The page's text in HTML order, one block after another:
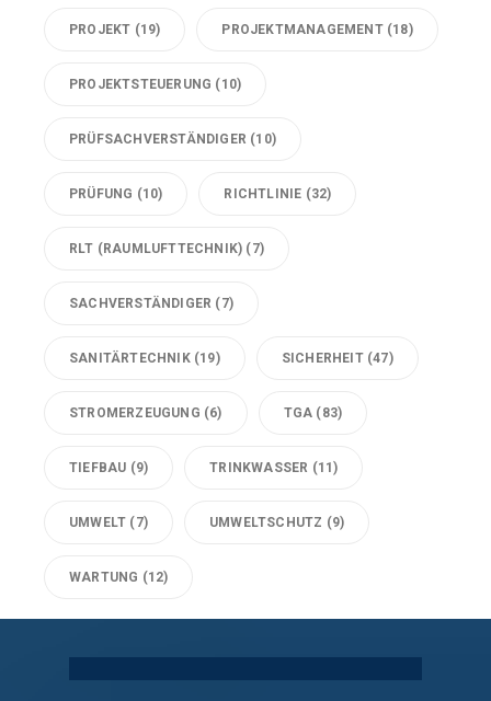
PROJEKT (19) PROJEKTMANAGEMENT(18)
PROJEKTSTEUERUNG (10)
PRÜFSACHVERSTÄNDIGER (10)
PRÜFUNG (10) RICHTLINIE (32)
RLT (RAUMLUFTTECHNIK) (7)
SACHVERSTÄNDIGER (7)
SANITÄRTECHNIK(19) SICHERHEIT(47)
STROMERZEUGUNG (6) TGA (83)
TIEFBAU (9) TRINKWASSER (11)
UMWELT (7) UMWELTSCHUTZ (9)
WARTUNG (12)